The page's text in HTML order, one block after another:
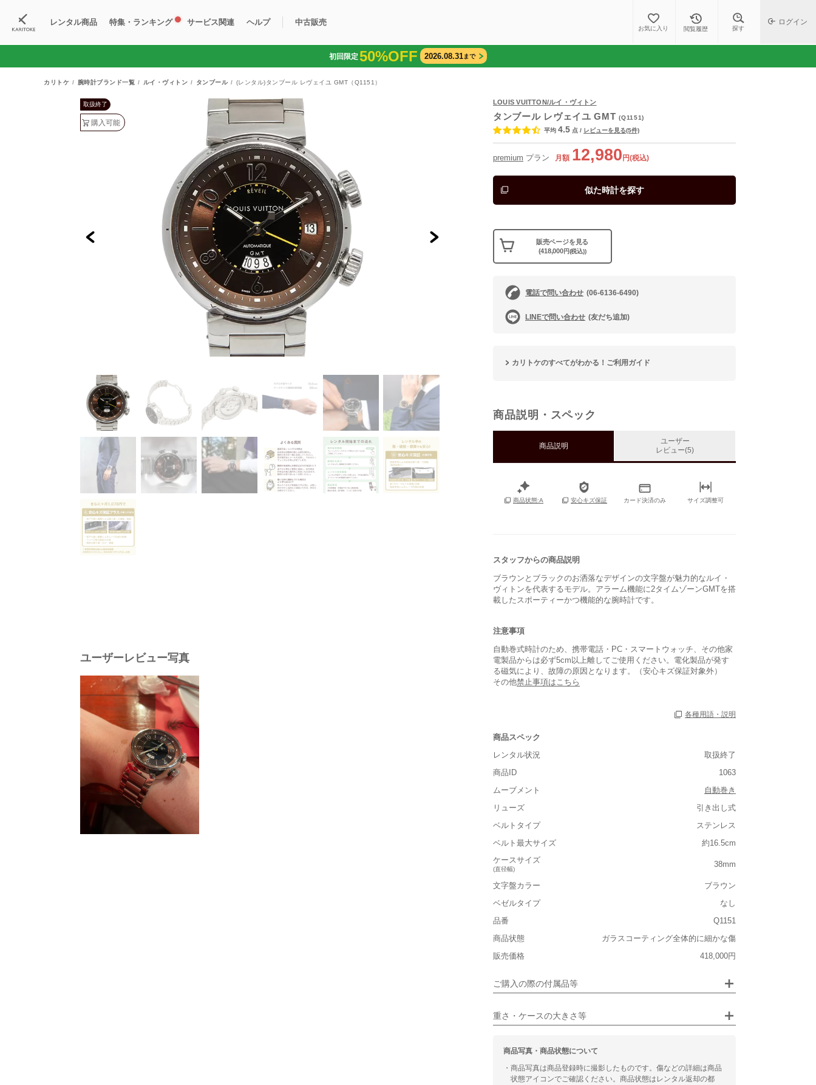
レンタル商品
購入可能商品
特集・ランキング サービス関連
カリトケとは？
ヘルプ
Q&A
中古販売
中古販売商品 ブランド一覧 中古販売について
お気に入り 閲覧履歴 探す
ログイン
初回限定50%OFF 2026.08.31まで
カリトケ 腕時計ブランド一覧 ルイ・ヴィトン タンブール (レンタル)タンブール レヴェイユ GMT（Q1151）
取扱終了
購入可能
ユーザーレビュー写真
LOUIS VUITTON/ルイ・ヴィトン
タンブール レヴェイユ GMT(Q1151)
平均 4.5 点 / レビューを見る(5件)
premium プラン 月額 12,980 円(税込)
似た時計を探す
販売ページを見る
(418,000円(税込))
電話で問い合わせ (06-6136-6490)
LINEで問い合わせ (友だち追加)
カリトケのすべてがわかる！ご利用ガイド
商品説明・スペック
商品説明
ユーザー
レビュー(5)
商品状態:A 安心キズ保証 カード決済のみ サイズ調整可
スタッフからの商品説明
ブラウンとブラックのお洒落なデザインの文字盤が魅力的なルイ・
ヴィトンを代表するモデル。アラーム機能に2タイムゾーンGMTを搭
載したスポーティーかつ機能的な腕時計です。
注意事項
自動巻式時計のため、携帯電話・PC・スマートウォッチ、その他家
電製品からは必ず5cm以上離してご使用ください。電化製品が発す
る磁気により、故障の原因となります。（安心キズ保証対象外）
その他禁止事項はこちら
各種用語・説明
商品スペック
レンタル状況
取扱終了
商品ID
1063
ムーブメント
自動巻き
リューズ
引き出し式
ベルトタイプ
ステンレス
ベルト最大サイズ
約16.5cm
ケースサイズ
(直径幅)
38mm
文字盤カラー
ブラウン
ベゼルタイプ
なし
品番
Q1151
商品状態
ガラスコーティング全体的に細かな傷
販売価格
418,000円
ご購入の際の付属品等
重さ・ケースの大きさ等
■重さ(ベルト込み)
■ケースの大きさ
小さい 大きい
■装飾感
カジュアル ビジネス
商品写真・商品状態について
・商品写真は商品登録時に撮影したものです。傷などの詳細は商品
状態アイコンでご確認ください。商品状態はレンタル返却の都